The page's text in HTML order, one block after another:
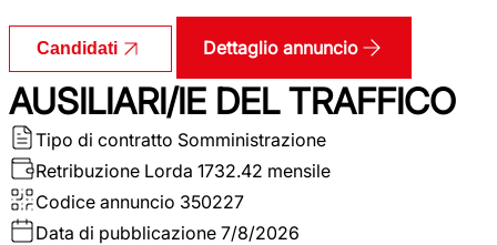
Candidati Dettaglio annuncio
AUSILIARI/IE DEL TRAFFICO
Tipo di contratto Somministrazione
Retribuzione Lorda 1732.42 mensile
Codice annuncio 350227
Data di pubblicazione 7/8/2026